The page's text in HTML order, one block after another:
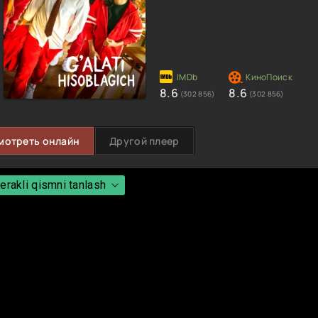
8.6 (302 856) 8.6 (302 856)
онлайн Другой плеер
qismni tanlash